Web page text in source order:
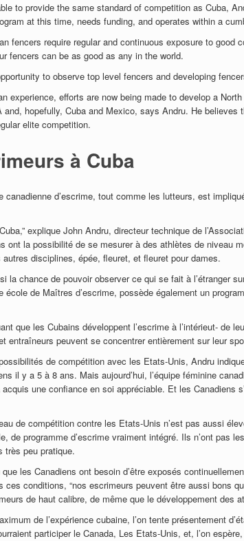
to provide the same standard of competition as Cuba,
at this time, needs funding, and operates within a
fencers require regular and continuous exposure to good
fencers can be as good as any in the world.
to observe top level fencers and developing
experience, efforts are now being made to develop a
and, hopefully, Cuba and Mexico, says Andru. He
elite competition.
à Cuba
canadienne d’escrime, tout comme les lutteurs, est
Cuba,” explique John Andru, directeur technique de
ont la possibilité de se mesurer à des athlètes de niveau
disciplines, épée, fleuret, et fleuret pour dames.
la chance de pouvoir observer ce qui se fait à l’étranger
école de Maîtres d’escrime, possède également un
que les Cubains développent l’escrime à l’intérieut- de
entraîneurs peuvent se concentrer entièrement sur leur
de compétition avec les Etats-Unis, Andru
il y a 5 à 8 ans. Mais aujourd’hui, l’équipe féminine
une confiance en soi appréciable. Et les Canadiens
de compétition contre les Etats-Unis n’est pas aussi
de programme d’escrime vraiment intégré. Ils n’ont pas
très peu pratique.
les Canadiens ont besoin d’être exposés
ces conditions, “nos escrimeurs peuvent être aussi bons
de haut calibre, de même que le développement des
de l’expérience cubaine, l’on tente présentement
participer le Canada, Les Etats-Unis, et, l’on